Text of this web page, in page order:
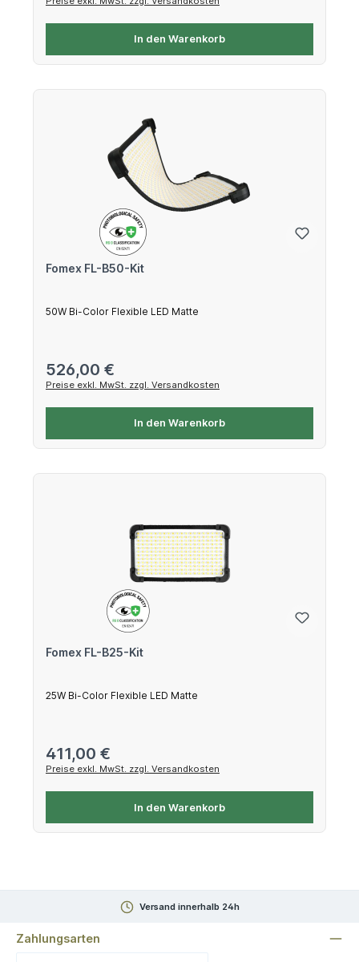
In den Warenkorb
Fomex FL-B50-Kit
50W Bi-Color Flexible LED Matte
Regulärer Preis:
526,00 €
Preise exkl. MwSt. zzgl. Versandkosten
In den Warenkorb
Fomex FL-B25-Kit
25W Bi-Color Flexible LED Matte
Regulärer Preis:
411,00 €
Preise exkl. MwSt. zzgl. Versandkosten
In den Warenkorb
Versand innerhalb 24h
Zahlungsarten